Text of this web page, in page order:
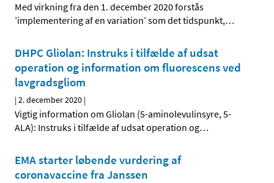
Med virkning fra den 1. december 2020 forstås
’implementering af en variation’ som det tidspunkt,…
DHPC Gliolan: Instruks i tilfælde af udsat
operation og information om fluorescens ved
lavgradsgliom
|2. december 2020 |
Vigtig information om Gliolan (5-aminolevulinsyre, 5-
ALA): Instruks i tilfælde af udsat operation og…
EMA starter løbende vurdering af
coronavaccine fra Janssen